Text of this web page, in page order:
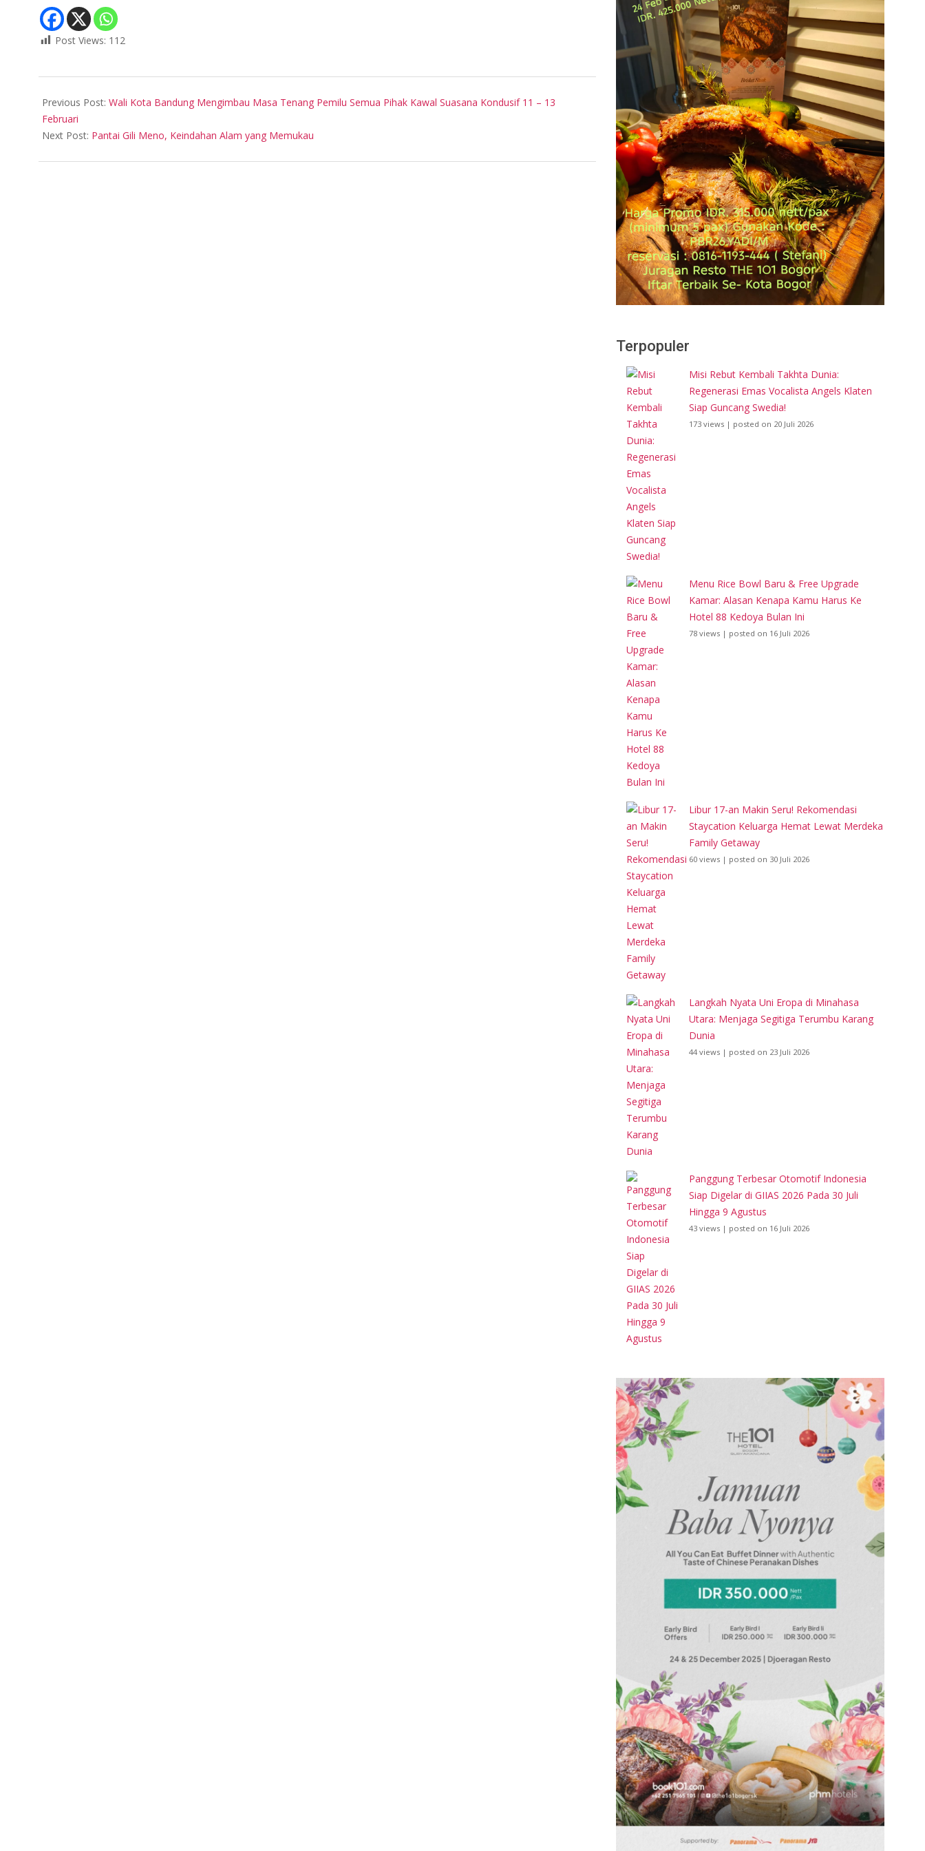
Post Views: 112
02-
12
Previous Post: Wali Kota Bandung Mengimbau Masa Tenang Pemilu Semua Pihak Kawal Suasana Kondusif 11 – 13
Februari
Next Post: Pantai Gili Meno, Keindahan Alam yang Memukau
Terpopuler
Misi Rebut Kembali Takhta Dunia:
Regenerasi Emas Vocalista Angels Klaten
Siap Guncang Swedia!
173 views | posted on 20 Juli 2026
Menu Rice Bowl Baru & Free Upgrade
Kamar: Alasan Kenapa Kamu Harus Ke
Hotel 88 Kedoya Bulan Ini
78 views | posted on 16 Juli 2026
Libur 17-an Makin Seru! Rekomendasi
Staycation Keluarga Hemat Lewat Merdeka
Family Getaway
60 views | posted on 30 Juli 2026
Langkah Nyata Uni Eropa di Minahasa
Utara: Menjaga Segitiga Terumbu Karang
Dunia
44 views | posted on 23 Juli 2026
Panggung Terbesar Otomotif Indonesia
Siap Digelar di GIIAS 2026 Pada 30 Juli
Hingga 9 Agustus
43 views | posted on 16 Juli 2026